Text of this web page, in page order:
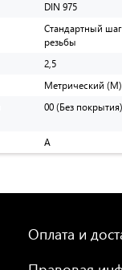
DIN 975
Стандартный шаг
резьбы
2,5
Метрический (M)
00 (Без покрытия)
A
Оплата и